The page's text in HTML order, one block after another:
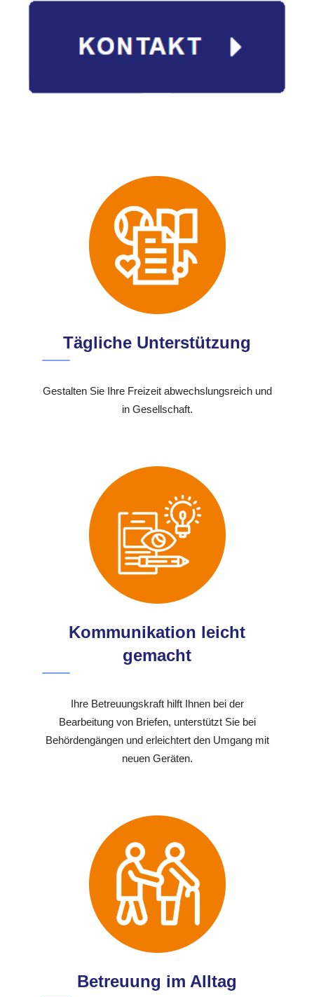
Tägliche Unterstützung
Gestalten Sie Ihre Freizeit abwechslungsreich und
in Gesellschaft.
Kommunikation leicht
gemacht
Ihre Betreuungskraft hilft Ihnen bei der
Bearbeitung von Briefen, unterstützt Sie bei
Behördengängen und erleichtert den Umgang mit
neuen Geräten.
Betreuung im Alltag